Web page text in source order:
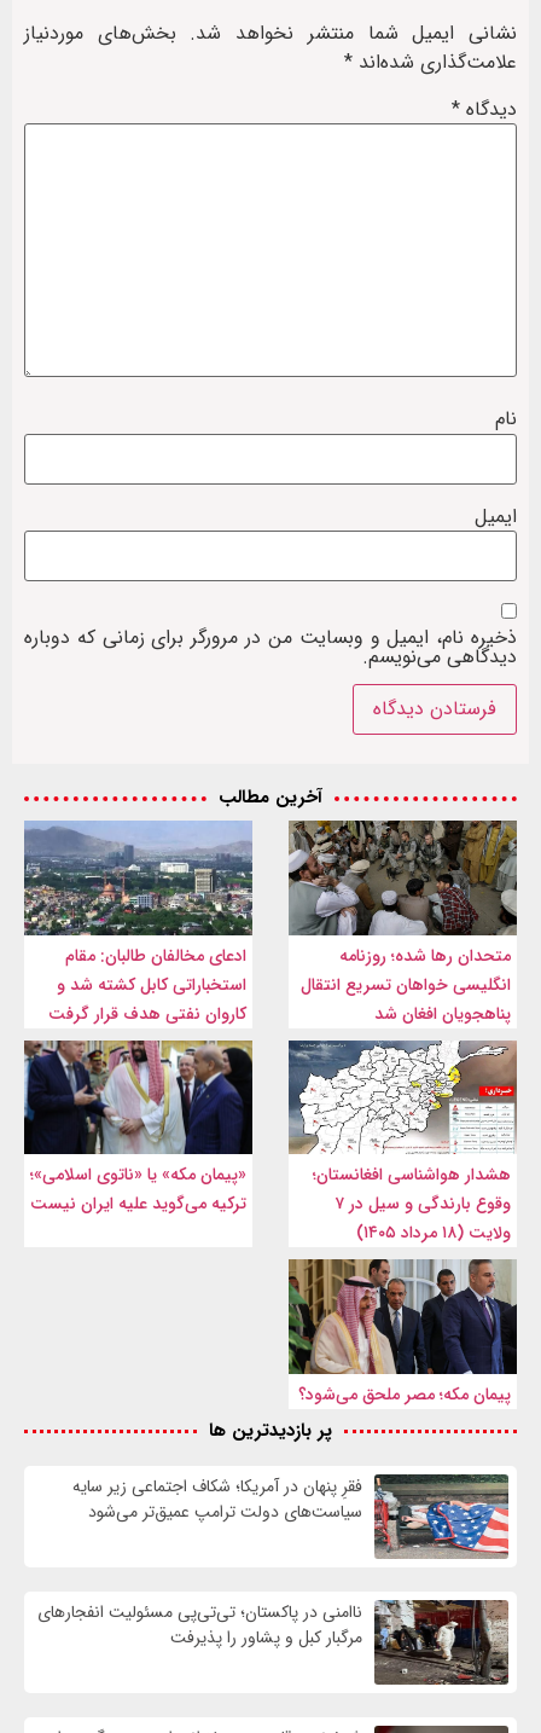
نشانی ایمیل شما منتشر نخواهد شد. بخش‌های موردنیاز
علامت‌گذاری شده‌اند *
دیدگاه *
نام
ایمیل
ذخیره نام، ایمیل و وبسایت من در مرورگر برای زمانی که دوباره
دیدگاهی می‌نویسم.
آخرین مطالب
متحدان رها شده؛ روزنامه
انگلیسی خواهان تسریع انتقال
پناهجویان افغان شد
ادعای مخالفان طالبان: مقام
استخباراتی کابل کشته شد و
کاروان نفتی هدف قرار گرفت
هشدار هواشناسی افغانستان؛
وقوع بارندگی و سیل در ۷
ولایت (۱۸ مرداد ۱۴۰۵)
«پیمان مکه» یا «ناتوی اسلامی»؛
ترکیه می‌گوید علیه ایران نیست
پیمان مکه؛ مصر ملحق می‌شود؟
پر بازدیدترین ها
فقرِ پنهان در آمریکا؛ شکاف اجتماعی زیر سایه
سیاست‌های دولت ترامپ عمیق‌تر می‌شود
ناامنی در پاکستان؛ تی‌تی‌پی مسئولیت انفجارهای
مرگبار کبل و پشاور را پذیرفت